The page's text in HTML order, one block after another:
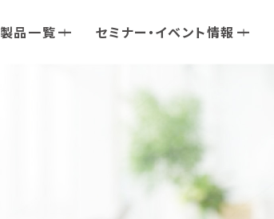
製品一覧 セミナー・イベント情報